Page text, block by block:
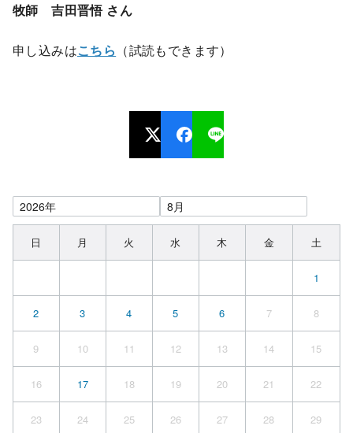
牧師 吉田晋悟 さん
申し込みはこちら （試読もできます）
日 月 火 水 木 金 土
1
2 3 4 5 6 7 8
9 10 11 12 13 14 15
16 17 18 19 20 21 22
23 24 25 26 27 28 29